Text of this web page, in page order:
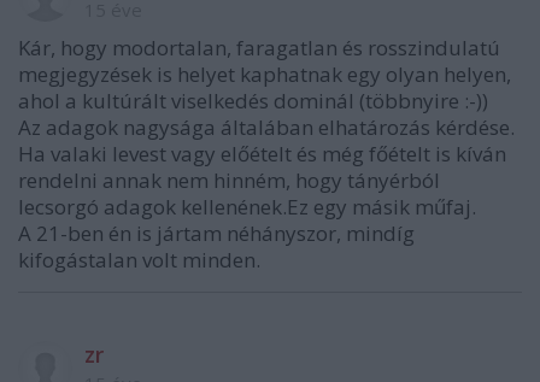
Kár, hogy modortalan, faragatlan és rosszindulatú
megjegyzések is helyet kaphatnak egy olyan helyen,
ahol a kultúrált viselkedés dominál (többnyire :-))
Az adagok nagysága általában elhatározás kérdése.
Ha valaki levest vagy előételt és még főételt is kíván
rendelni annak nem hinném, hogy tányérból
lecsorgó adagok kellenének.Ez egy másik műfaj.
A 21-ben én is jártam néhányszor, mindíg
kifogástalan volt minden.
zr